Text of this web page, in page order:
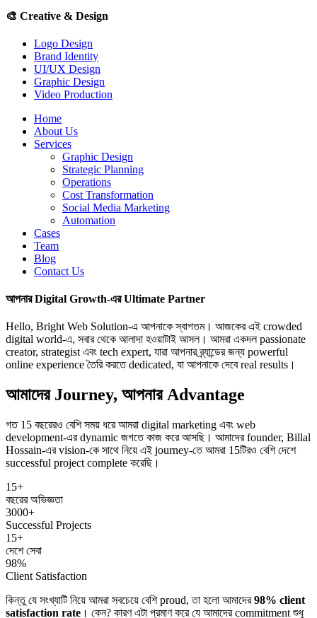
🎨 Creative & Design
Logo Design
Brand Identity
UI/UX Design
Graphic Design
Video Production
Home
About Us
Services
Graphic Design
Strategic Planning
Operations
Cost Transformation
Social Media Marketing
Automation
Cases
Team
Blog
Contact Us
আপনার Digital Growth-এর Ultimate Partner
Hello, Bright Web Solution-এ আপনাকে স্বাগতম। আজকের এই crowded
digital world-এ, সবার থেকে আলাদা হওয়াটাই আসল। আমরা একদল passionate
creator, strategist এবং tech expert, যারা আপনার ব্র্যান্ডের জন্য powerful
online experience তৈরি করতে dedicated, যা আপনাকে দেবে real results।
আমাদের Journey, আপনার Advantage
গত 15 বছরেরও বেশি সময় ধরে আমরা digital marketing এবং web
development-এর dynamic জগতে কাজ করে আসছি। আমাদের founder, Billal
Hossain-এর vision-কে সাথে নিয়ে এই journey-তে আমরা 15টিরও বেশি দেশে
successful project complete করেছি।
15+
বছরের অভিজ্ঞতা
3000+
Successful Projects
15+
দেশে সেবা
98%
Client Satisfaction
কিন্তু যে সংখ্যাটি নিয়ে আমরা সবচেয়ে বেশি proud, তা হলো আমাদের98% client
satisfaction rate । কেন? কারণ এটা প্রমাণ করে যে আমাদের commitment শুধু